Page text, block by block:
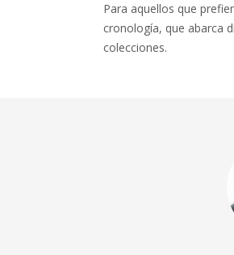
Para aquellos que
cronología, que abarca
colecciones.